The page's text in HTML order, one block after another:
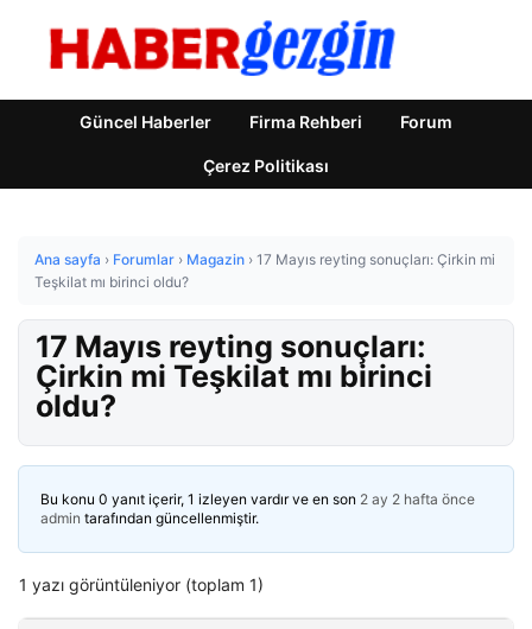
Güncel Haberler Firma Rehberi Forum
Çerez Politikası
Ana sayfa › Forumlar › Magazin › 17 Mayıs reyting sonuçları: Çirkin mi
Teşkilat mı birinci oldu?
17 Mayıs reyting sonuçları:
Çirkin mi Teşkilat mı birinci
oldu?
Bu konu 0 yanıt içerir, 1 izleyen vardır ve en son 2 ay 2 hafta önce
admin tarafından güncellenmiştir.
1 yazı görüntüleniyor (toplam 1)